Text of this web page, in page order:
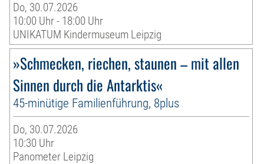
Do, 30.07.2026
10:00 Uhr - 18:00 Uhr
UNIKATUM Kindermuseum Leipzig
»Schmecken, riechen, staunen – mit allen
Sinnen durch die Antarktis«
45-minütige Familienführung, 8plus
Do, 30.07.2026
10:30 Uhr
Panometer Leipzig